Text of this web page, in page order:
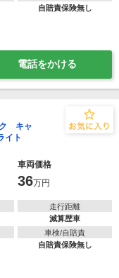
自賠責保険無し
電話をかける
キャ
イト
車両価格
36万円
走行距離
減算歴車
車検/自賠責
自賠責保険無し